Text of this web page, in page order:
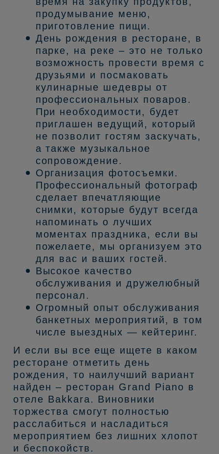
продумывание меню,
приготовление пищи.
День рождения в ресторане, в
парке, на реке – это не только
возможность провести время с
друзьями и посмаковать
кулинарные шедевры от
профессиональных поваров.
При необходимости, будет
приглашен ведущий, который
не позволит гостям заскучать,
а также музыкальное
сопровождение.
Организация фотосъемки.
Профессиональный фотограф
сделает впечатляющие
снимки, которые будут всегда
напоминать о лучших
моментах праздника, если вы
пожелаете, мы организуем это
для вас и ваших гостей.
Высокое качество
обслуживания и дружелюбный
персонал.
Огромный опыт обслуживания
банкетных мероприятий, в том
числе выездных — кейтеринг.
И если вы все еще ищете в каком
ресторане отметить день
рождения, то наилучший вариант
найден – ресторан Grand Piano в
отеле Bakkara. Виновники
торжества смогут полностью
расслабиться и насладиться
мероприятием без лишних хлопот
и беспокойств.